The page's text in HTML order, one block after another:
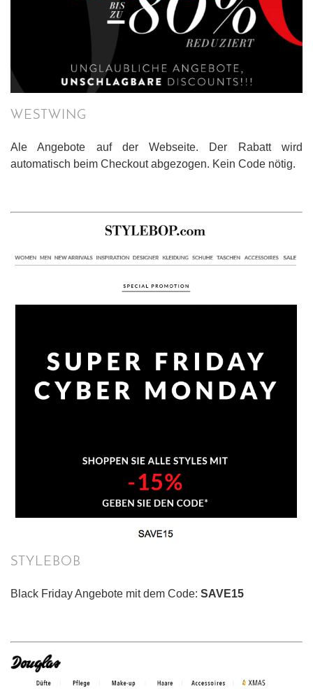
WESTWING
Ale Angebote auf der Webseite. Der Rabatt wird
automatisch beim Checkout abgezogen. Kein Code nötig.
STYLEBOB
Black Friday Angebote mit dem Code: SAVE15